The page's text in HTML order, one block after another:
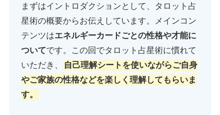
まずはイントロダクションとして、タロット占
星術の概要からお伝えしています。メインコン
テンツはエネルギーカードごとの性格や才能に
ついてです。この回でタロット占星術に慣れて
いただき、
自己理解シートを使いながらご自身
やご家族の性格などを楽しく理解してもらいま
す。